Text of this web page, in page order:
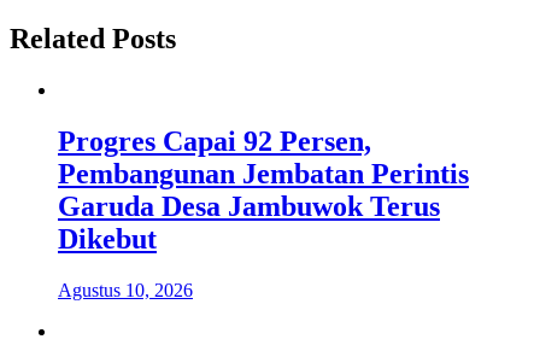
Related Posts
Progres Capai 92 Persen,
Pembangunan Jembatan Perintis
Garuda Desa Jambuwok Terus
Dikebut
Agustus 10, 2026